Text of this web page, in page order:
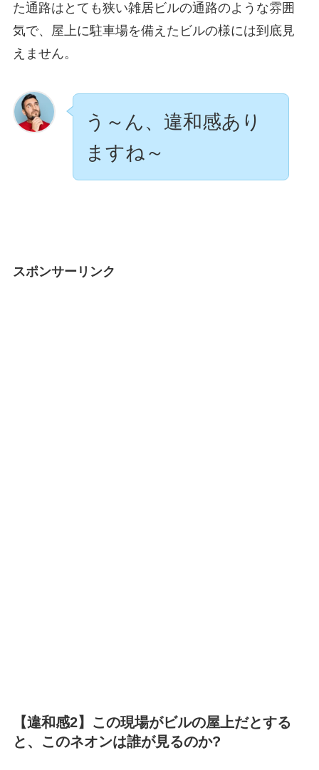
た通路はとても狭い雑居ビルの通路のような雰囲
気で、屋上に駐車場を備えたビルの様には到底見
えません。
う～ん、違和感あり
ますね～
スポンサーリンク
【違和感2】この現場がビルの屋上だとする
と、このネオンは誰が見るのか?